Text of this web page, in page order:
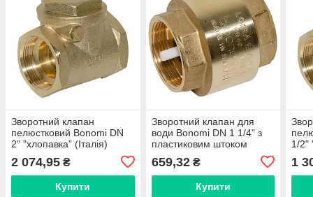
Зворотний клапан
пелюстковий Bonomi DN
2" "хлопавка” (Італія)
2 074,95 ₴
Купити
Зворотний клапан для
води Bonomi DN 1 1/4" з
пластиковим штоком
659,32₴
Купити
1/2"
1